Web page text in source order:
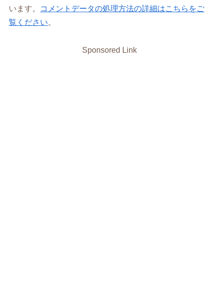
います。
コメントデータの処理方法の詳細はこちらをご
覧ください。
Sponsored Link